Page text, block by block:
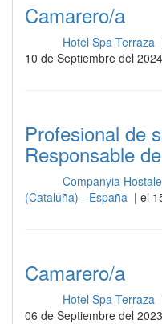
Camarero/a
Hotel Spa Terraza
10 de Septiembre del 2024
Profesional de
Responsable
Companyia
(Cataluña) - España | el
Camarero/a
Hotel Spa Terraza
06 de Septiembre del 2023